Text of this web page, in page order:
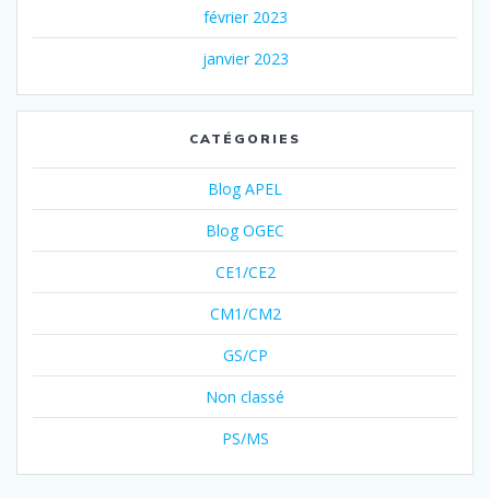
février 2023
janvier 2023
CATÉGORIES
Blog APEL
Blog OGEC
CE1/CE2
CM1/CM2
GS/CP
Non classé
PS/MS